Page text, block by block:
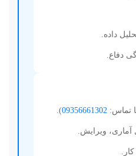
داده.
دفاع.
تماس: 09356661302
).
آماری، ویرایش.